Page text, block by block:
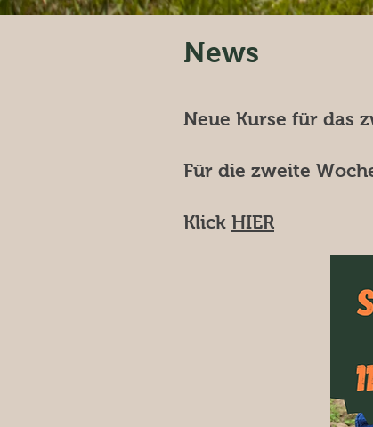
News
Neue Kurse für das
Für die zweite
Klick HIER